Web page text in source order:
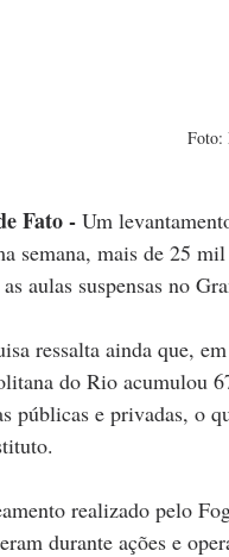
Foto:
Fato - Um
semana, mais de 25
aulas suspensas no
ressalta ainda que,
do Rio acumulou
públicas e privadas, o
realizado pelo
durante ações e